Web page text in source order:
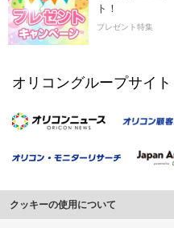
ト！
プレゼント特集
オリコングループサイト
クッキーの使用について